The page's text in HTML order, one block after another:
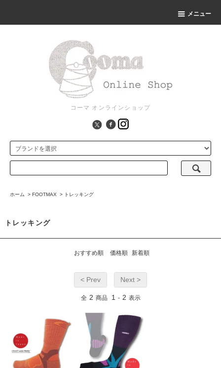
メニュー
コーマ オンラインショップ
ホーム > FOOTMAX > トレッキング
トレッキング
おすすめ順 価格順 新着順
< Prev Next >
全 2 商品 1 - 2 表示